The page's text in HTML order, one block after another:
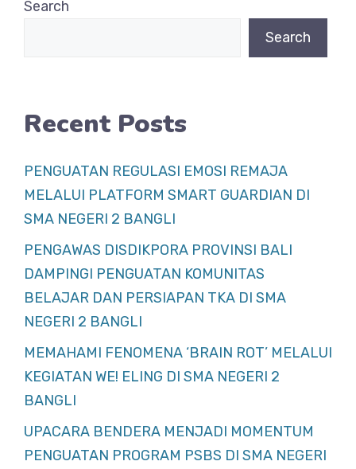
o
Search
Search
Recent Posts
PENGUATAN REGULASI EMOSI REMAJA
MELALUI PLATFORM SMART GUARDIAN DI
SMA NEGERI 2 BANGLI
PENGAWAS DISDIKPORA PROVINSI BALI
DAMPINGI PENGUATAN KOMUNITAS
BELAJAR DAN PERSIAPAN TKA DI SMA
NEGERI 2 BANGLI
MEMAHAMI FENOMENA ‘BRAIN ROT’ MELALUI
KEGIATAN WE! ELING DI SMA NEGERI 2
BANGLI
UPACARA BENDERA MENJADI MOMENTUM
PENGUATAN PROGRAM PSBS DI SMA NEGERI